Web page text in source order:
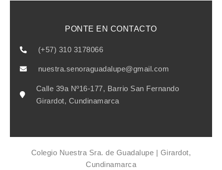
PONTE EN CONTACTO
(+57) 310 3178066
nuestra.senoraguadalupe@gmail.com
Calle 39a Nº16-177, Barrio San Fernando
Girardot, Cundinamarca
Colegio Nuestra Sra. de Guadalupe | Girardot,
Cundinamarca